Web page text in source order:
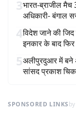
3भारत-ब्राजील
अधिकारी- बंगाल
4विदेश जाने की
इनकार के बाद
5अलीपुरदुआर में बने
सांसद प्रकाश
SPONSORED LINKS